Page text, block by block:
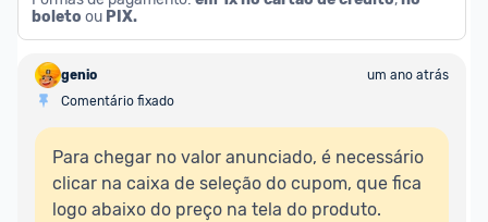
campo "Informações adicionais" o
produto e sinalizamos através da tag
[Marketplace], que fica logo abaixo do título da
oferta.
Porém, ao clicar em “Ir à loja” em uma oferta do
Mercado Livre , você pode ser redirecionado(a)
para anúncios de diferentes vendedores (dinâmica
boleto ou PIX.
genio
um ano atrás
Comentário fixado
Para chegar no valor anunciado, é necessário
clicar na caixa de seleção do cupom, que fica
logo abaixo do preço na tela do produto.